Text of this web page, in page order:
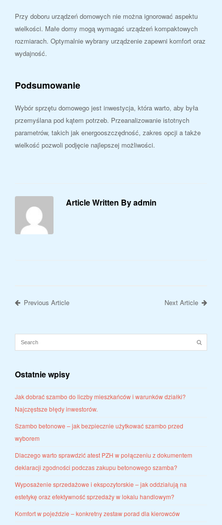
Przy doboru urządzeń domowych nie można ignorować aspektu
wielkości. Małe domy mogą wymagać urządzeń kompaktowych
rozmiarach. Optymalnie wybrany urządzenie zapewni komfort oraz
wydajność.
Podsumowanie
Wybór sprzętu domowego jest inwestycja, która warto, aby była
przemyślana pod kątem potrzeb. Przeanalizowanie istotnych
parametrów, takich jak energooszczędność, zakres opcji a także
wielkość pozwoli podjęcie najlepszej możliwości.
Article Written By admin
Previous Article Next Article
Ostatnie wpisy
Jak dobrać szambo do liczby mieszkańców i warunków działki?
Najczęstsze błędy inwestorów.
Szambo betonowe – jak bezpiecznie użytkować szambo przed
wyborem
Dlaczego warto sprawdzić atest PZH w połączeniu z dokumentem
deklaracji zgodności podczas zakupu betonowego szamba?
Wyposażenie sprzedażowe i ekspozytorskie – jak oddziałują na
estetykę oraz efektywność sprzedaży w lokalu handlowym?
Komfort w pojeździe – konkretny zestaw porad dla kierowców